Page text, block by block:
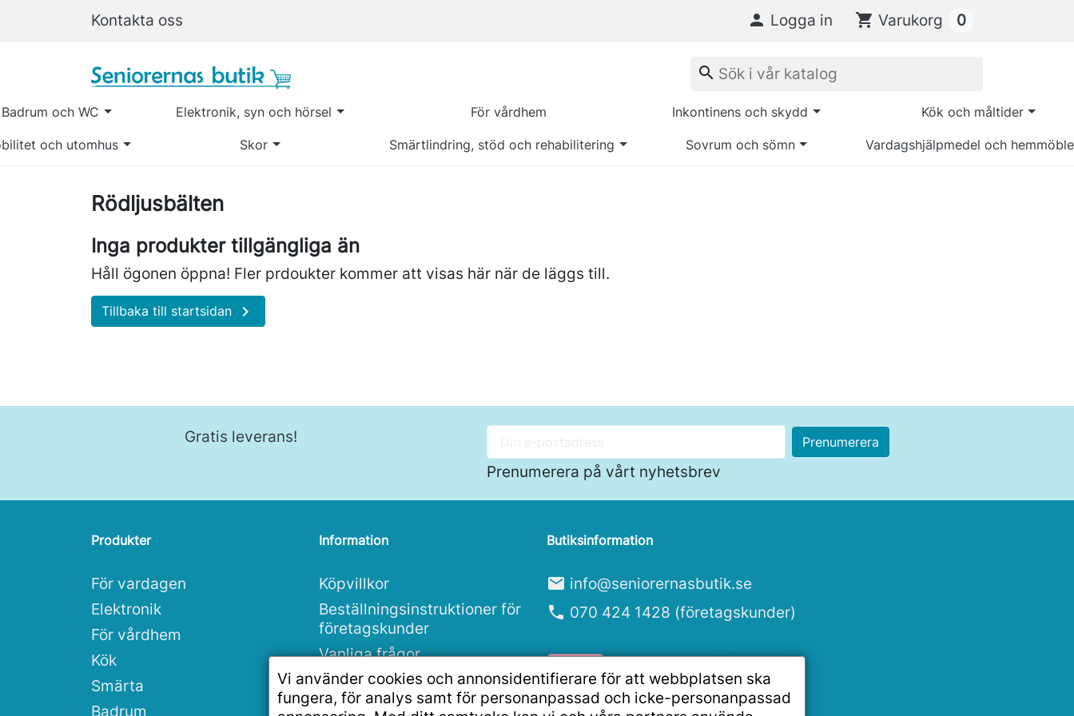
Kontakta oss  Logga in shopping_cart Varukorg 0
Badrum och WC Elektronik, syn och hörsel För vårdhem Inkontinens och skydd Kök och måltider
och utomhus Skor Smärtlindring, stöd och rehabilitering Sovrum och sömn Vardagshjälpmedel och
search
Rödljusbälten
Inga produkter tillgängliga än
Håll ögonen öppna! Fler prdoukter kommer att visas här när de läggs till.
Tillbaka till startsidan 
Gratis leverans!
Prenumerera på vårt nyhetsbrev
Produkter
För vardagen
Elektronik
För vårdhem
Kök
Smärta
Badrum
Information
Köpvillkor
Beställningsinstruktioner för
företagskunder
Vanliga frågor
Integritetspolicy
Rea
Butiksinformation
mail info@seniorernasbutik.se
phone 070 424 1428 (företagskunder)
Vi använder cookies och annonsidentifierare för att webbplatsen ska
fungera, för analys samt för personanpassad och icke-personanpassad